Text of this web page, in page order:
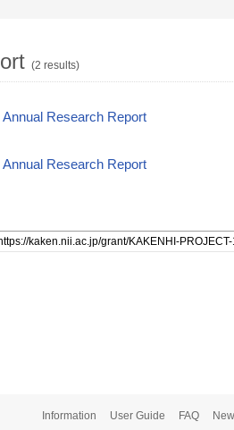
(2 results)
Annual Research Report
Annual Research Report
Information User Guide FAQ